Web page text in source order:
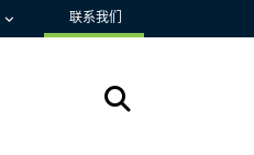
联系我们